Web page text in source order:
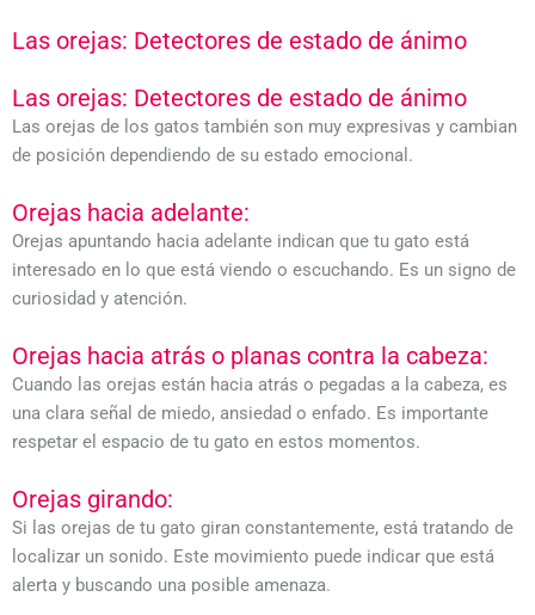
Las orejas: Detectores de estado de ánimo
Las orejas: Detectores de estado de ánimo
Las orejas de los gatos también son muy expresivas y cambian
de posición dependiendo de su estado emocional.
Orejas hacia adelante:
Orejas apuntando hacia adelante indican que tu gato está
interesado en lo que está viendo o escuchando. Es un signo de
curiosidad y atención.
Orejas hacia atrás o planas contra la cabeza:
Cuando las orejas están hacia atrás o pegadas a la cabeza, es
una clara señal de miedo, ansiedad o enfado. Es importante
respetar el espacio de tu gato en estos momentos.
Orejas girando:
Si las orejas de tu gato giran constantemente, está tratando de
localizar un sonido. Este movimiento puede indicar que está
alerta y buscando una posible amenaza.